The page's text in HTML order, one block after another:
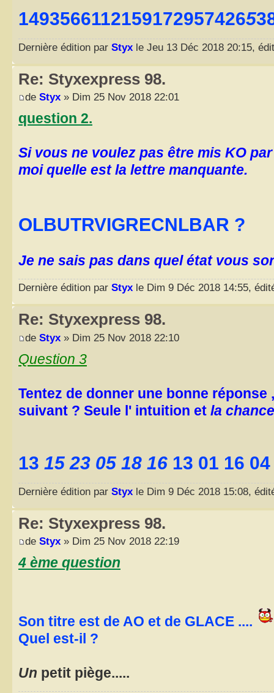
14935661121591729574265
Dernière édition par Styx le Jeu 13 Déc 2018 20:15,
Re: Styxexpress 98.
de Styx » Dim 25 Nov 2018 22:01
question 2.
Si vous ne voulez pas être mis KO
moi quelle est la lettre manquante.
OLBUTRVIGRECNLBAR ?
Je ne sais pas dans quel état vous
Dernière édition par Styx le Dim 9 Déc 2018 14:55,
Re: Styxexpress 98.
de Styx » Dim 25 Nov 2018 22:10
Question 3
Tentez de donner une bonne
suivant ? Seule l' intuition et la chance
13 15 23 05 18 16 13 01 16
Dernière édition par Styx le Dim 9 Déc 2018 15:08,
Re: Styxexpress 98.
de Styx » Dim 25 Nov 2018 22:19
4 ème question
Son titre est de AO et de GLACE ....
Quel est-il ?
Un petit piège.....